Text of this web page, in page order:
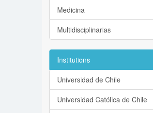
Medicina
Multidisciplinarias
Institutions
Universidad de Chile
Universidad Católica de Chile